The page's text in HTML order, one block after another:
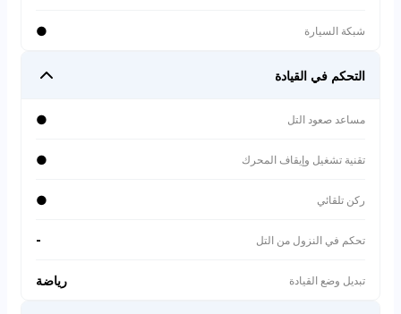
شبكة السيارة ●
التحكم في القيادة
مساعد صعود التل ●
تقنية تشغيل وإيقاف المحرك ●
ركن تلقائي ●
تحكم في النزول من التل -
تبديل وضع القيادة رياضة